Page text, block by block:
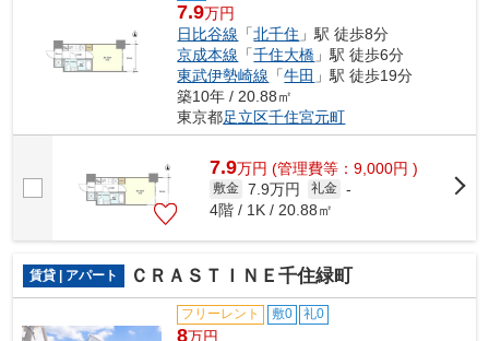
7.9万円
日比谷線 「北千住 」駅 徒歩8分
京成本線 「千住大橋 」駅 徒歩6分
東武伊勢崎線 「牛田 」駅 徒歩19分
築10年 / 20.88㎡
東京都足立区千住宮元町
7.9万円 (管理費等：9,000円 )
敷金 7.9万円 礼金 -
4階 / 1K / 20.88㎡
賃貸 | アパート ＣＲＡＳＴＩＮＥ千住緑町
フリーレント 敷0 礼0
8万円